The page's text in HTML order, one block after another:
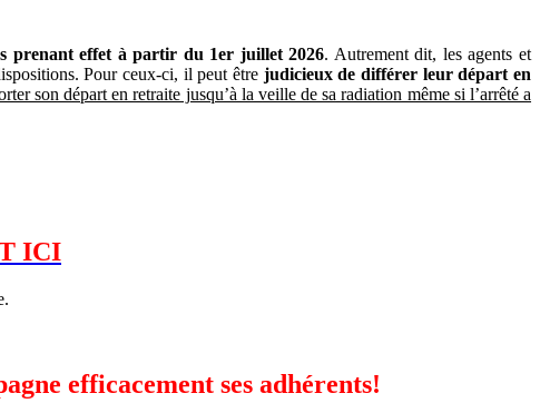
prenant effet à partir du 1er juillet 2026. Autrement dit, les agents et
Pour ceux-ci, il peut être judicieux de différer leur départ en
son départ en retraite jusqu’à la veille de sa radiation même si l’arrêté a
ICI
efficacement ses adhérents!